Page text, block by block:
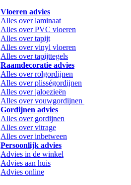
Vloeren advies
Alles over laminaat
Alles over PVC vloeren
Alles over tapijt
Alles over vinyl vloeren
Alles over tapijttegels
Raamdecoratie advies
Alles over rolgordijnen
Alles over plisségordijnen
Alles over jaloezieën
Alles over vouwgordijnen
Gordijnen advies
Alles over gordijnen
Alles over vitrage
Alles over inbetween
Persoonlijk advies
Advies in de winkel
Advies aan huis
Advies online